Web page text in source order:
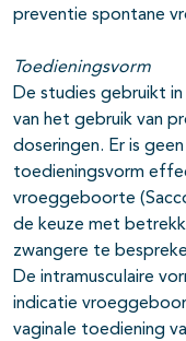
preventie spontane
Toedieningsvorm
De studies gebruikt
van het gebruik van
doseringen. Er is
toedieningsvorm
vroeggeboorte
de keuze met
zwangere te
De intramusculaire
indicatie
vaginale toediening